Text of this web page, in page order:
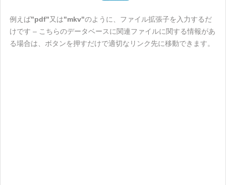
例えば"pdf"又は"mkv"のように、ファイル拡張子を入力するだ
けです – こちらのデータベースに関連ファイルに関する情報があ
る場合は、ボタンを押すだけで適切なリンク先に移動できます。